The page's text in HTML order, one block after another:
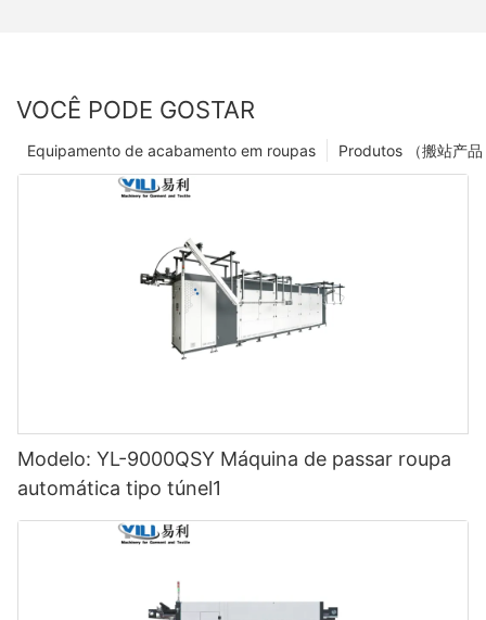
VOCÊ PODE GOSTAR
Equipamento de acabamento em roupas
Modelo: YL-9000QSY Máquina de passar roupa
automática tipo túnel1